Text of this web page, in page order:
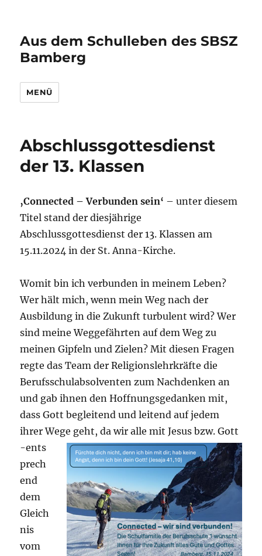
Aus dem Schulleben des SBSZ
Bamberg
MENÜ
Abschlussgottesdienst
der 13. Klassen
‚Connected – Verbunden sein‘ – unter diesem
Titel stand der diesjährige
Abschlussgottesdienst der 13. Klassen am
15.11.2024 in der St. Anna-Kirche.
Womit bin ich verbunden in meinem Leben?
Wer hält mich, wenn mein Weg nach der
Ausbildung in die Zukunft turbulent wird? Wer
sind meine Weggefährten auf dem Weg zu
meinen Gipfeln und Zielen? Mit diesen Fragen
regte das Team der Religionslehrkräfte die
Berufsschulabsolventen zum Nachdenken an
und gab ihnen den Hoffnungsgedanken mit,
dass Gott begleitend und leitend auf jedem
ihrer Wege geht, da wir alle mit Jesus bzw. Gott
-ents
prech
end
dem
Gleich
nis
vom